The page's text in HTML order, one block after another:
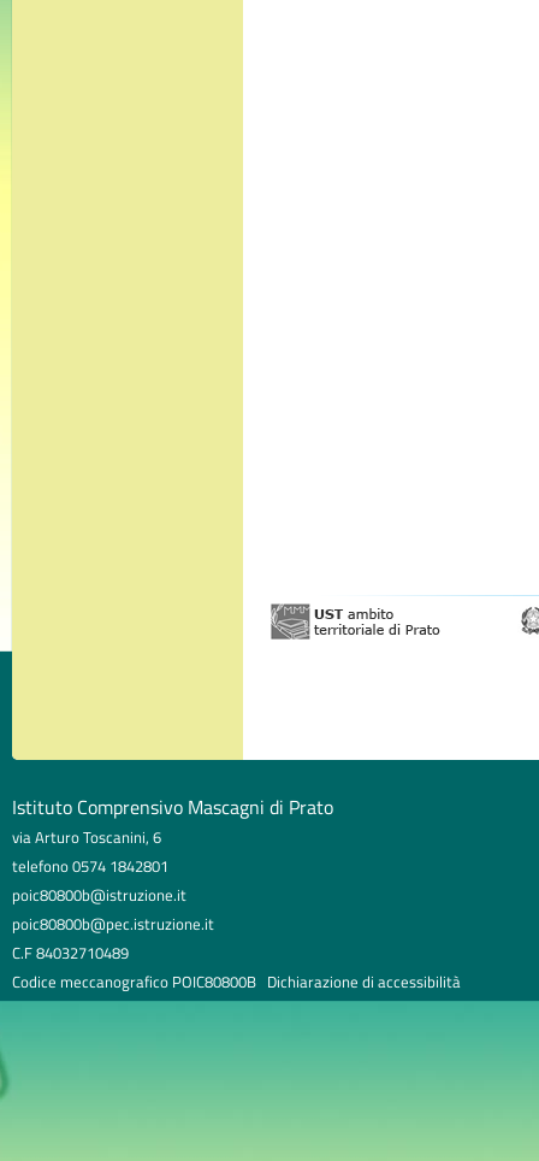
Istituto Comprensivo Mascagni di Prato
via Arturo Toscanini, 6
telefono 0574 1842801
poic80800b@istruzione.it
poic80800b@pec.istruzione.it
C.F 84032710489
Codice meccanografico POIC80800B Dichiarazione di accessibilità